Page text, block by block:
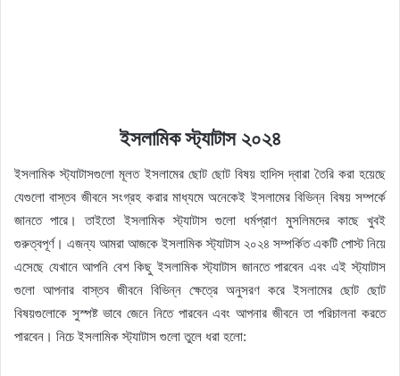
ইসলামিক স্ট্যাটাস ২০২৪
ইসলামিক স্ট্যাটাসগুলো মূলত ইসলামের ছোট ছোট বিষয় হাদিস দ্বারা তৈরি করা হয়েছে
যেগুলো বাস্তব জীবনে সংগ্রহ করার মাধ্যমে অনেকেই ইসলামের বিভিন্ন বিষয় সম্পর্কে
জানতে পারে। তাইতো ইসলামিক স্ট্যাটাস গুলো ধর্মপ্রাণ মুসলিমদের কাছে খুবই
গুরুত্বপূর্ণ। এজন্য আমরা আজকে ইসলামিক স্ট্যাটাস ২০২৪ সম্পর্কিত একটি পোস্ট নিয়ে
এসেছে যেখানে আপনি বেশ কিছু ইসলামিক স্ট্যাটাস জানতে পারবেন এবং এই স্ট্যাটাস
গুলো আপনার বাস্তব জীবনে বিভিন্ন ক্ষেত্রে অনুসরণ করে ইসলামের ছোট ছোট
বিষয়গুলোকে সুস্পষ্ট ভাবে জেনে নিতে পারবেন এবং আপনার জীবনে তা পরিচালনা করতে
পারবেন। নিচে ইসলামিক স্ট্যাটাস গুলো তুলে ধরা হলো: